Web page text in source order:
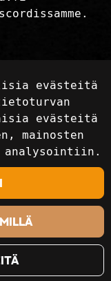
evästeitä
evästeitä
mainosten